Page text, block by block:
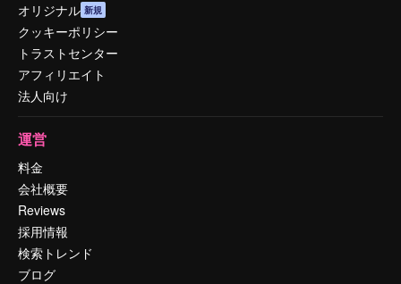
オリジナル 新規
クッキーポリシー
トラストセンター
アフィリエイト
法人向け
運営
料金
会社概要
Reviews
採用情報
検索トレンド
ブログ